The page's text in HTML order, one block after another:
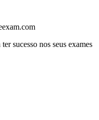
sucesso nos seus exames